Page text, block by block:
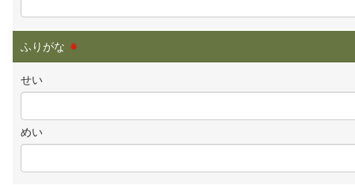
ふりがな ※
せい
めい